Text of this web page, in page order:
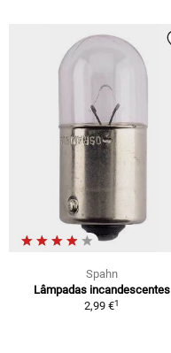
Spahn
Lâmpadas incandescentes
2,99 €1